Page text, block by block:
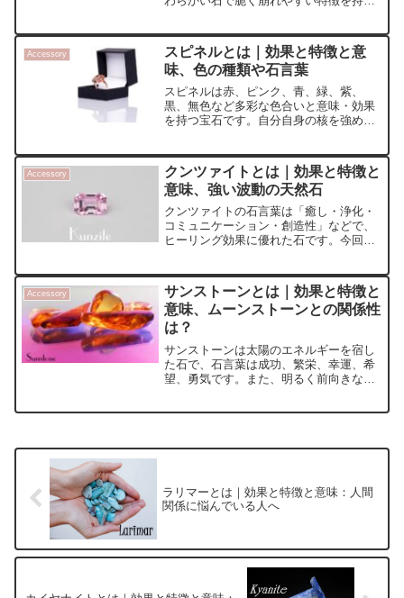
与えてくれます。効果や意味、選び方や
置き方、お手入れのポイントを解説しま
す。
Accessory
スピネルとは｜効果と特徴と意
味、色の種類や石言葉
スピネルは赤、ピンク、青、緑、紫、
黒、無色など多彩な色合いと意味・効果
を持つ宝石です。自分自身の核を強め、
ネルの詳しい効果や意味、色別の石言
葉、価値の高さなども解説します。
Accessory
クンツァイトとは｜効果と特徴と
意味、強い波動の天然石
クンツァイトの石言葉は「癒し・浄化・
コミュニケーション・創造性」などで、
ヒーリング効果に優れた石です。今回
合わせについても紹介します。
Accessory
サンストーンとは｜効果と特徴と
意味、ムーンストーンとの関係性
は？
サンストーンは太陽のエネルギーを宿し
た石で、石言葉は成功、繁栄、幸運、希
望、勇気です。また、明るく前向きなエ
す。
ラリマーとは｜効果と特徴と意味：人間
関係に悩んでいる人へ